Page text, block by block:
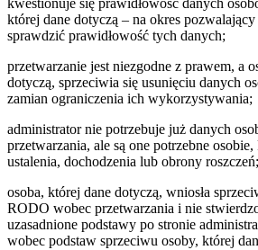
kwestionuje się prawidłowość danych
której dane dotyczą – na okres
sprawdzić prawidłowość tych danych;
przetwarzanie jest niezgodne z prawem, a
dotyczą, sprzeciwia się usunięciu danych
zamian ograniczenia ich wykorzystywania;
administrator nie potrzebuje już danych
przetwarzania, ale są one potrzebne
ustalenia, dochodzenia lub obrony roszczeń;
osoba, której dane dotyczą, wniosła
RODO wobec przetwarzania i nie
uzasadnione podstawy po stronie
wobec podstaw sprzeciwu osoby, której